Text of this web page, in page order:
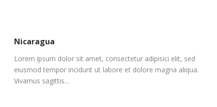
Nicaragua
Lorem ipsum dolor sit amet, consectetur adipisici elit, sed
eiusmod tempor incidunt ut labore et dolore magna aliqua.
Vivamus sagittis...